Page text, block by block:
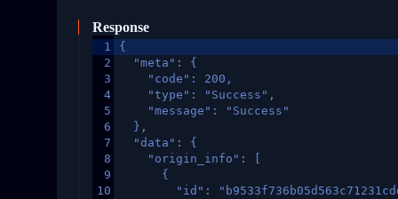
Response
1
2
3
4
5
6
7
8
9
10
{
  "meta": {
    "code": 200,
    "type": "Success",
    "message": "Success"
  },
  "data": {
    "origin_info": [
      {
"id":